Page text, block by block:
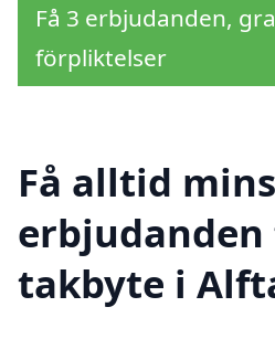
Få 3 erbjudanden,
förpliktelser
Få alltid
takbyte i